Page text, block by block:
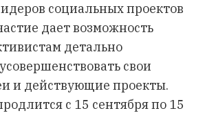
социальных проектов
дает возможность
детально
свои
и действующие проекты.
с 15 сентября по 15